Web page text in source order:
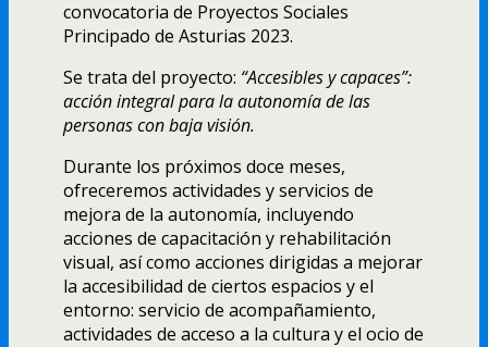
convocatoria de Proyectos Sociales
Principado de Asturias 2023.
Se trata del proyecto: “Accesibles y capaces”:
acción integral para la autonomía de las
personas con baja visión.
Durante los próximos doce meses,
ofreceremos actividades y servicios de
mejora de la autonomía, incluyendo
acciones de capacitación y rehabilitación
visual, así como acciones dirigidas a mejorar
la accesibilidad de ciertos espacios y el
entorno: servicio de acompañamiento,
actividades de acceso a la cultura y el ocio de